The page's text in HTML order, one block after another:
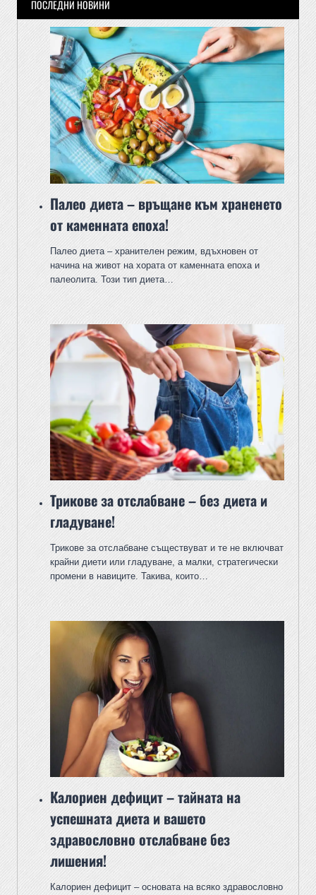
ПОСЛЕДНИ НОВИНИ
Палео диета – връщане към храненето
от каменната епоха!
Палео диета – хранителен режим, вдъхновен от
начина на живот на хората от каменната епоха и
палеолита. Този тип диета…
Трикове за отслабване – без диета и
гладуване!
Трикове за отслабване съществуват и те не включват
крайни диети или гладуване, а малки, стратегически
промени в навиците. Такива, които…
Калориен дефицит – тайната на
успешната диета и вашето
здравословно отслабване без
лишения!
Калориен дефицит – основата на всяко здравословно